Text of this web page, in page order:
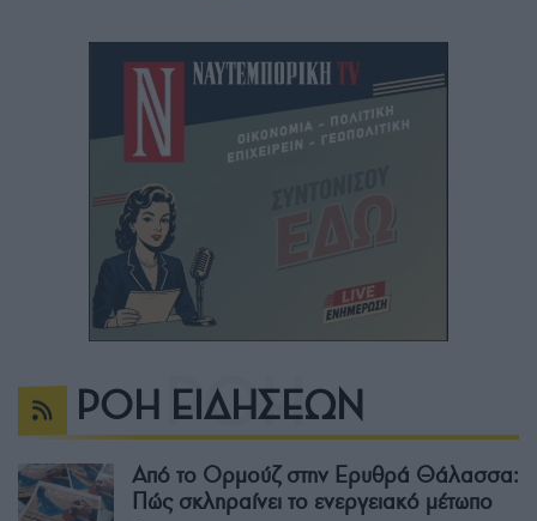
ΡΟΗ ΕΙΔΗΣΕΩΝ
Από το Ορμούζ στην Ερυθρά Θάλασσα:
Πώς σκληραίνει το ενεργειακό μέτωπο